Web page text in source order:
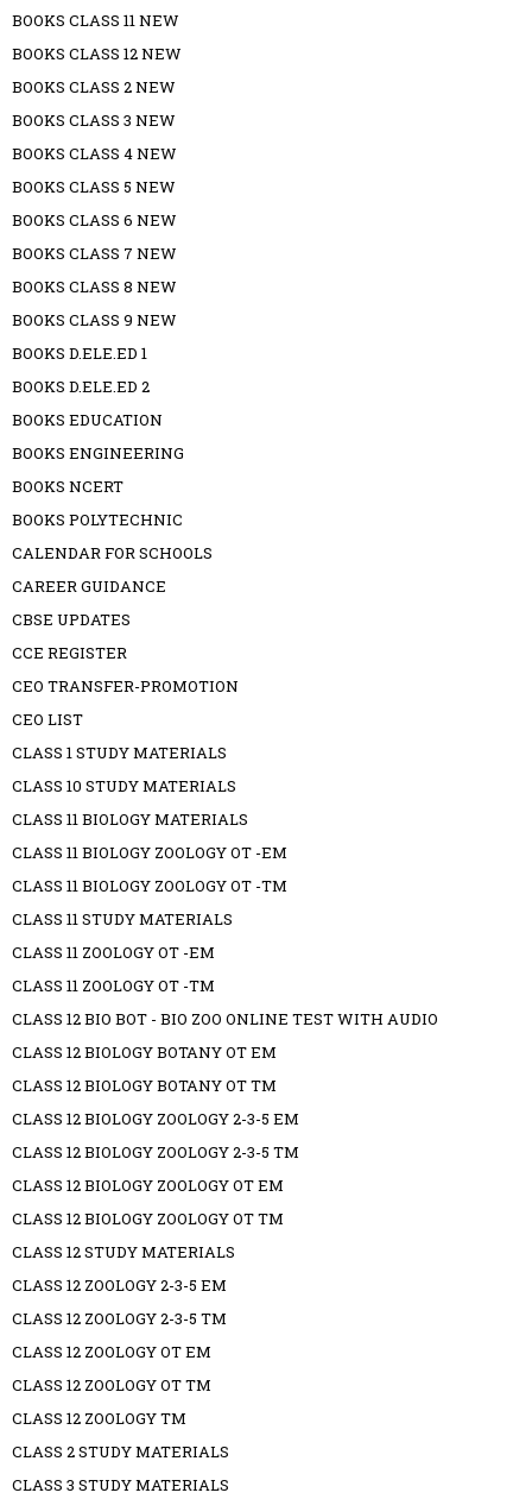
BOOKS CLASS 11 NEW
BOOKS CLASS 12 NEW
BOOKS CLASS 2 NEW
BOOKS CLASS 3 NEW
BOOKS CLASS 4 NEW
BOOKS CLASS 5 NEW
BOOKS CLASS 6 NEW
BOOKS CLASS 7 NEW
BOOKS CLASS 8 NEW
BOOKS CLASS 9 NEW
BOOKS D.ELE.ED 1
BOOKS D.ELE.ED 2
BOOKS EDUCATION
BOOKS ENGINEERING
BOOKS NCERT
BOOKS POLYTECHNIC
CALENDAR FOR SCHOOLS
CAREER GUIDANCE
CBSE UPDATES
CCE REGISTER
CEO TRANSFER-PROMOTION
CEO LIST
CLASS 1 STUDY MATERIALS
CLASS 10 STUDY MATERIALS
CLASS 11 BIOLOGY MATERIALS
CLASS 11 BIOLOGY ZOOLOGY OT -EM
CLASS 11 BIOLOGY ZOOLOGY OT -TM
CLASS 11 STUDY MATERIALS
CLASS 11 ZOOLOGY OT -EM
CLASS 11 ZOOLOGY OT -TM
CLASS 12 BIO BOT - BIO ZOO ONLINE TEST WITH AUDIO
CLASS 12 BIOLOGY BOTANY OT EM
CLASS 12 BIOLOGY BOTANY OT TM
CLASS 12 BIOLOGY ZOOLOGY 2-3-5 EM
CLASS 12 BIOLOGY ZOOLOGY 2-3-5 TM
CLASS 12 BIOLOGY ZOOLOGY OT EM
CLASS 12 BIOLOGY ZOOLOGY OT TM
CLASS 12 STUDY MATERIALS
CLASS 12 ZOOLOGY 2-3-5 EM
CLASS 12 ZOOLOGY 2-3-5 TM
CLASS 12 ZOOLOGY OT EM
CLASS 12 ZOOLOGY OT TM
CLASS 12 ZOOLOGY TM
CLASS 2 STUDY MATERIALS
CLASS 3 STUDY MATERIALS